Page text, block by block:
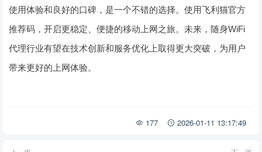
使用体验和良好的口碑，是一个不错的选择。使用飞利猫官方
推荐码，开启更稳定、便捷的移动上网之旅。未来，随身WiFi
代理行业有望在技术创新和服务优化上取得更大突破，为用户
带来更好的上网体验。
177 2026-01-11 13:17:49